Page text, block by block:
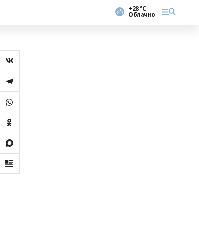
+28 °С
Облачно